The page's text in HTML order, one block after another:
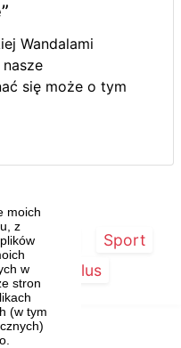
moich
z
w
stron
(w tym
Wandalami
się może o tym
Region
Sport
Kurier Plus